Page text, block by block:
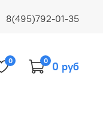
8(495)792-01-35
0 0 0 руб